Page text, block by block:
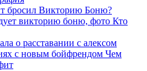
бросил Викторию Боню?
викторию боню, фото Кто
о расставании с алексом
с новым бойфрендом Чем